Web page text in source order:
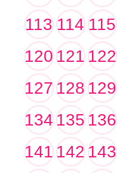
113 114 115
120121122
127128129
134135136
141142143